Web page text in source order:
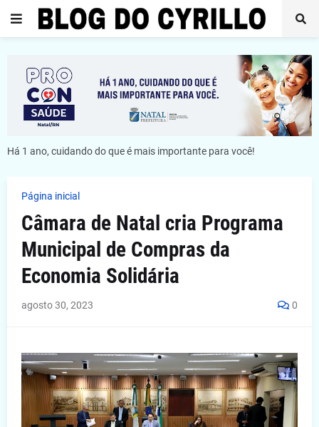
Há 1 ano, cuidando do que é mais importante para você!
Página inicial
Câmara de Natal cria Programa
Municipal de Compras da
Economia Solidária
agosto 30, 2023 0